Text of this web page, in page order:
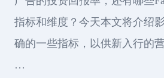
指标和维度？今天本文将介绍
确的一些指标，以供新入行的
…